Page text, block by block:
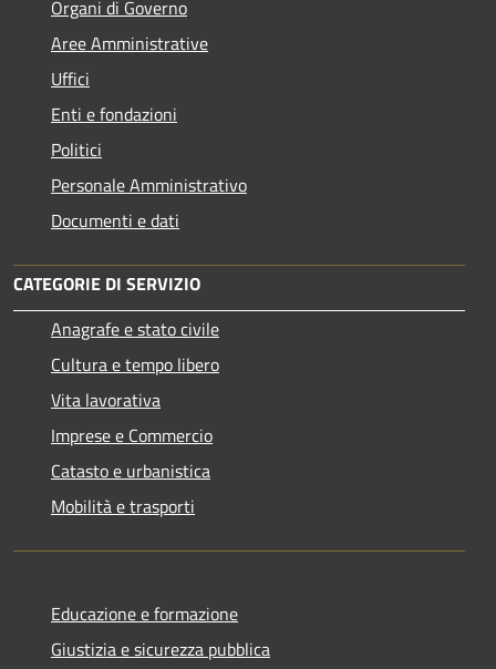
Organi di Governo
Aree Amministrative
Uffici
Enti e fondazioni
Politici
Personale Amministrativo
Documenti e dati
CATEGORIE DI SERVIZIO
Anagrafe e stato civile
Cultura e tempo libero
Vita lavorativa
Imprese e Commercio
Catasto e urbanistica
Mobilità e trasporti
Educazione e formazione
Giustizia e sicurezza pubblica